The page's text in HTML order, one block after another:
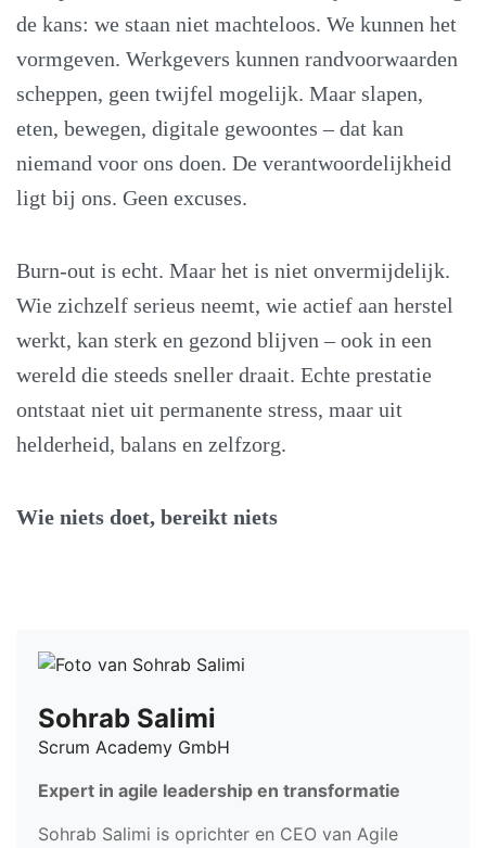
de kans: we staan niet machteloos. We kunnen het
vormgeven. Werkgevers kunnen randvoorwaarden
scheppen, geen twijfel mogelijk. Maar slapen,
eten, bewegen, digitale gewoontes – dat kan
niemand voor ons doen. De verantwoordelijkheid
ligt bij ons. Geen excuses.
Burn-out is echt. Maar het is niet onvermijdelijk.
Wie zichzelf serieus neemt, wie actief aan herstel
werkt, kan sterk en gezond blijven – ook in een
wereld die steeds sneller draait. Echte prestatie
ontstaat niet uit permanente stress, maar uit
helderheid, balans en zelfzorg.
Wie niets doet, bereikt niets
Sohrab Salimi
Scrum Academy GmbH
Expert in agile leadership en transformatie
Sohrab Salimi is oprichter en CEO van Agile